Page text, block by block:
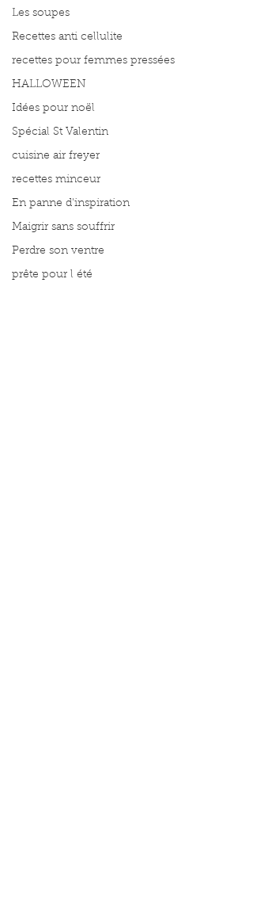
Les soupes
Recettes anti cellulite
recettes pour femmes pressées
HALLOWEEN
Idées pour noël
Spécial St Valentin
cuisine air freyer
recettes minceur
En panne d'inspiration
Maigrir sans souffrir
Perdre son ventre
prête pour l été